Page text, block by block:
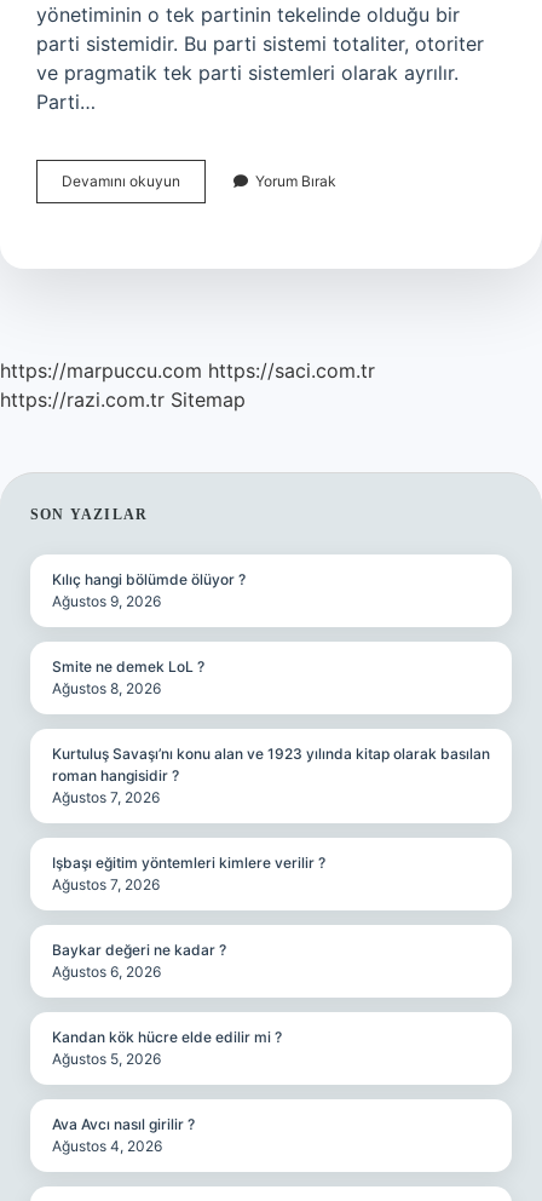
yönetiminin o tek partinin tekelinde olduğu bir
parti sistemidir. Bu parti sistemi totaliter, otoriter
ve pragmatik tek parti sistemleri olarak ayrılır.
Parti…
Devamını okuyun
Parti
Yorum Bırak
https://marpuccu.com https://saci.com.tr
https://razi.com.tr Sitemap
SIDEBAR
SON YAZILAR
Kılıç hangi bölümde ölüyor ?
Ağustos 9, 2026
Smite ne demek LoL ?
Ağustos 8, 2026
Kurtuluş Savaşı’nı konu alan ve 1923 yılında kitap olarak basılan
roman hangisidir ?
Ağustos 7, 2026
Işbaşı eğitim yöntemleri kimlere verilir ?
Ağustos 7, 2026
Baykar değeri ne kadar ?
Ağustos 6, 2026
Kandan kök hücre elde edilir mi ?
Ağustos 5, 2026
Ava Avcı nasıl girilir ?
Ağustos 4, 2026